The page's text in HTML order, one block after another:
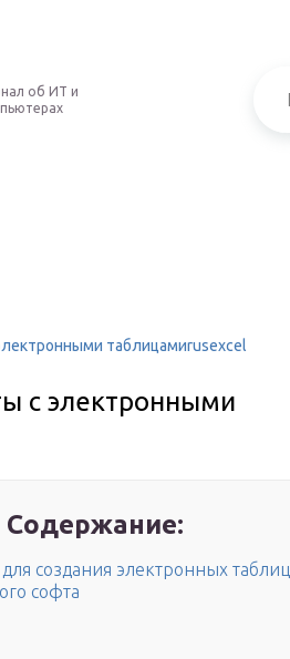
об ИТ и
таблицамиrusexcel
с электронными
Содержание:
создания электронных таблиц
софта